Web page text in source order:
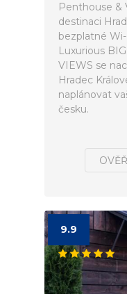
Penthouse &
destinaci
bezplatné
Luxurious
VIEWS se
Hradec
naplánovat
česku.
9.9